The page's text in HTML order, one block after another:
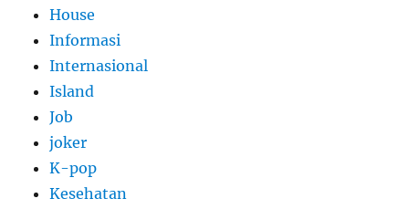
House
Informasi
Internasional
Island
Job
joker
K-pop
Kesehatan